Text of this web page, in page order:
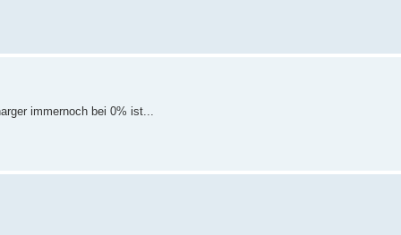
immernoch bei 0% ist...